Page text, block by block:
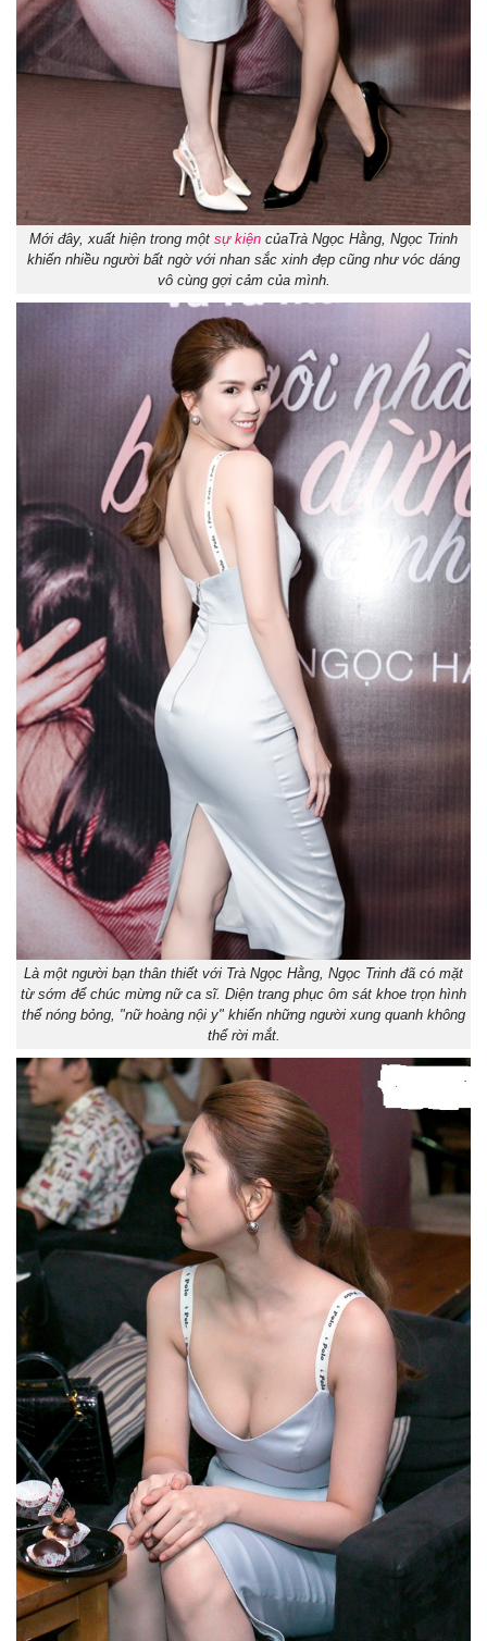
Mới đây, xuất hiện trong một sự kiện củaTrà Ngọc Hằng, Ngọc Trinh
khiến nhiều người bất ngờ với nhan sắc xinh đẹp cũng như vóc dáng
vô cùng gợi cảm của mình.
Là một người bạn thân thiết với Trà Ngọc Hằng, Ngọc Trinh đã có mặt
từ sớm để chúc mừng nữ ca sĩ. Diện trang phục ôm sát khoe trọn hình
thể nóng bỏng, "nữ hoàng nội y" khiến những người xung quanh không
thể rời mắt.